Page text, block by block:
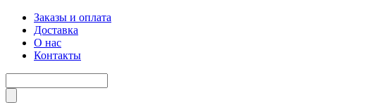
Заказы и оплата
Доставка
О нас
Контакты